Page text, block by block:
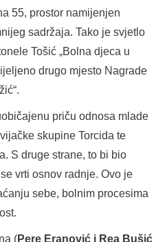
55, prostor namijenjen
sadržaja. Tako je svjetlo
Tošić „Bolna djeca u
drugo mjesto Nagrade
priču odnosa mlade
skupine Torcida te
S druge strane, to bi bio
vrti osnov radnje. Ovo je
sebe, bolnim procesima
(Pere Eranović i Rea Bušić